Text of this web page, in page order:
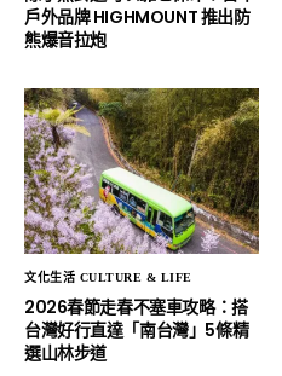
戶外品牌 HIGHMOUNT 推出防
熊爆音拉炮
文化生活 CULTURE & LIFE
2026春節走春不塞車攻略：搭
台灣好行直達「南台灣」5條精
選山林步道